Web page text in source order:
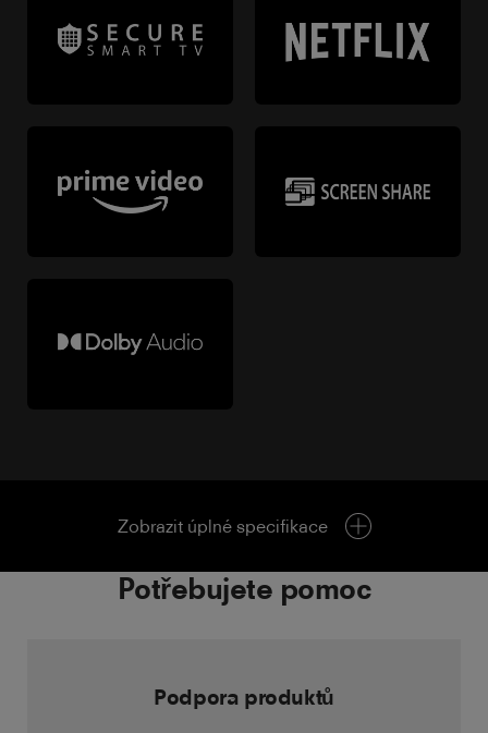
Zobrazit úplné specifikace
Potřebujete pomoc
Podpora produktů